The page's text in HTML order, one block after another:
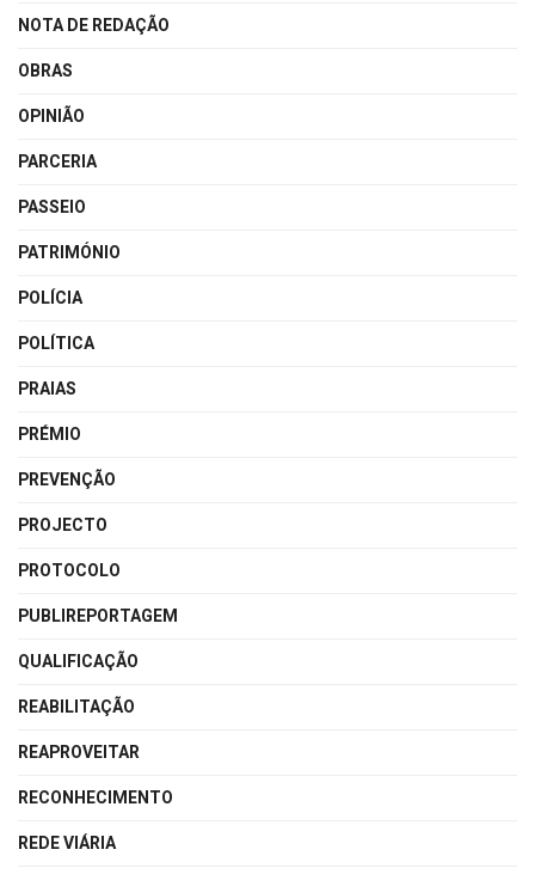
NOTA DE REDAÇÃO
OBRAS
OPINIÃO
PARCERIA
PASSEIO
PATRIMÓNIO
POLÍCIA
POLÍTICA
PRAIAS
PRÉMIO
PREVENÇÃO
PROJECTO
PROTOCOLO
PUBLIREPORTAGEM
QUALIFICAÇÃO
REABILITAÇÃO
REAPROVEITAR
RECONHECIMENTO
REDE VIÁRIA